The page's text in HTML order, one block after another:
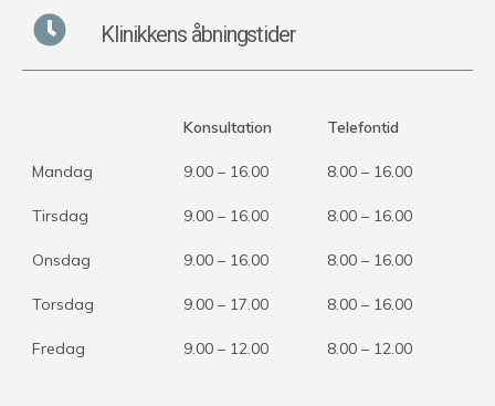
Klinikkens åbningstider
Konsultation Telefontid
Mandag 9.00 – 16.00 8.00 – 16.00
Tirsdag 9.00 – 16.00 8.00 – 16.00
Onsdag 9.00 – 16.00 8.00 – 16.00
Torsdag 9.00 – 17.00 8.00 – 16.00
Fredag 9.00 – 12.00 8.00 – 12.00